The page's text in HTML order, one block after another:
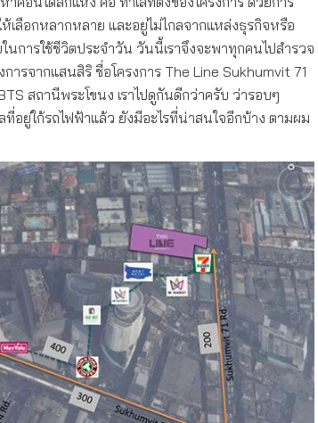
เลือกหลากหลาย และอยู่ไม่ไกลจากแหล่งธุรกิจหรือ
การใช้ชีวิตประจำวัน วันนี้เราจึงจะพาทุกคนไปสำรวจ
ารจากแสนสิริ ชื่อโครงการ The Line Sukhumvit 71
สถานีพระโขนง เราไปดูกันดีกว่าครับ ว่ารอบๆ
ที่อยู่ใก้รถไฟฟ้าแล้ว ยังมีอะไรที่น่าสนใจอีกบ้าง ตามผม